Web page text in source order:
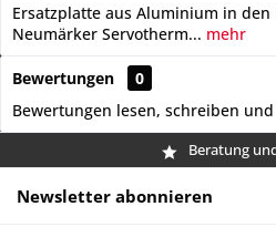
Ersatzplatte aus Aluminium in
Neumärker Servotherm... mehr
Bewertungen
0
Bewertungen lesen, schreiben
Beratung
Newsletter abonnieren